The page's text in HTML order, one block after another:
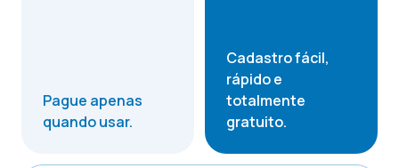
Pague apenas
quando usar.
Cadastro fácil,
rápido e
totalmente
gratuito.